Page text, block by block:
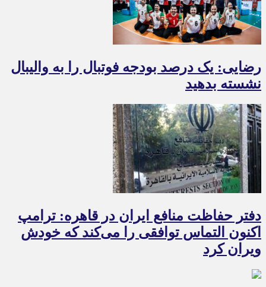
رضایی: یک درصد بودجه فوتبال را به والیبال
نشسته بدهید
دفتر حفاظت منافع ایران در قاهره: ترامپ
اکنون التماس توافقی را می‌کند که خودش
ویران کرد